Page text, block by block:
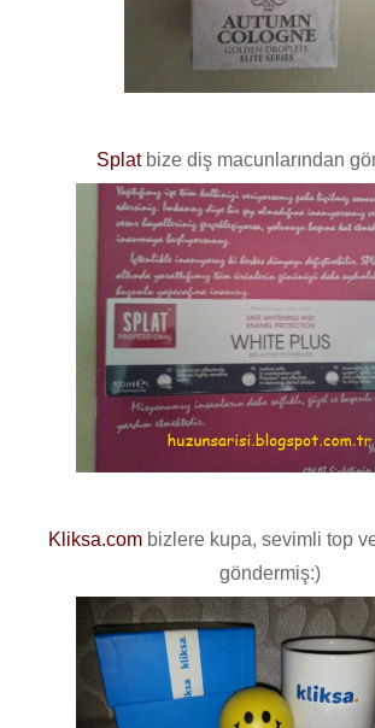
Splat bize diş macunlarından
Kliksa.com bizlere kupa, sevimli top
göndermiş:)